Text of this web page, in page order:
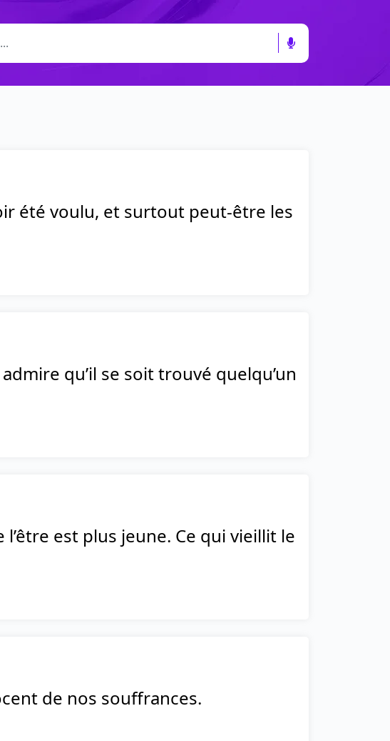
été voulu, et surtout peut-être les
qu’il se soit trouvé quelqu’un
est plus jeune. Ce qui vieillit le
de nos souffrances.